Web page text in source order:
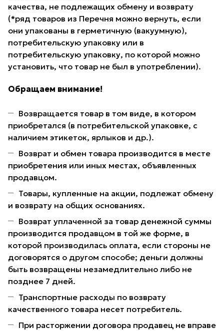
качества, не подлежащих обмену и возврату
(*ряд товаров из Перечня можно вернуть, если
они упакованы в герметичную (вакуумную),
потребительскую упаковку или в
потребительскую упаковку, по которой можно
установить, что товар не был в употреблении).
Обращаем внимание!
Возвращается товар в том виде, в котором
приобретался (в потребительской упаковке, с
наличием этикеток, ярлыков и др.).
Возврат и обмен товара производится в месте
приобретения или иных местах, объявленных
продавцом.
Товары, купленные на акции, подлежат обмену
и возврату на общих основаниях.
Возврат уплаченной за товар денежной суммы
производится продавцом в той же форме, в
которой производилась оплата, если стороны не
договорятся о другом способе; деньги должны
быть возвращены незамедлительно либо не
позднее 7 дней.
Транспортные расходы по возврату
качественного товара несет потребитель.
При расторжении договора продавец не вправе